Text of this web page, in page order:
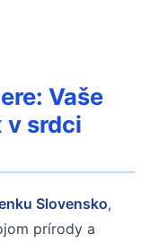
Vaše
v srdci
Slovensko,
prírody a